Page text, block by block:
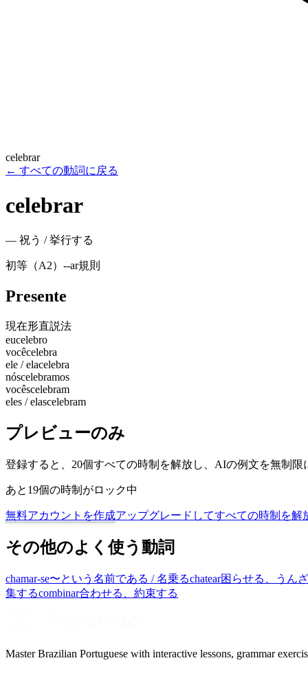
celebrar
← すべての動詞に戻る
celebrar
— 祝う / 挙行する
初等（A2） --ar規則
Presente
現在形直説法
eucelebro
vocêcelebra
ele / elacelebra
nóscelebramos
vocêscelebram
eles / elascelebram
プレビューのみ
登録すると、20個すべての時制を解放し、AIの例文を無制
あと19個の時制がロック中
無料アカウントを作成アップグレードしてすべての時制を解
その他のよく使う動詞
chamar-se〜という名前である / 名乗るchatear困らせる、うん
集するcombinar合わせる、約束する
Master Brazilian Portuguese with interactive lessons, grammar